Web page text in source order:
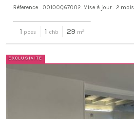
Réference : 00100Q67002. Mise à jour : 2 mois
1 pces 1 chb 29 m2